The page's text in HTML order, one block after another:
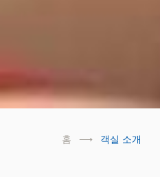
홈 객실 소개